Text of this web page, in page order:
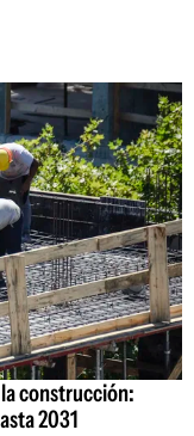
construcción:
2031